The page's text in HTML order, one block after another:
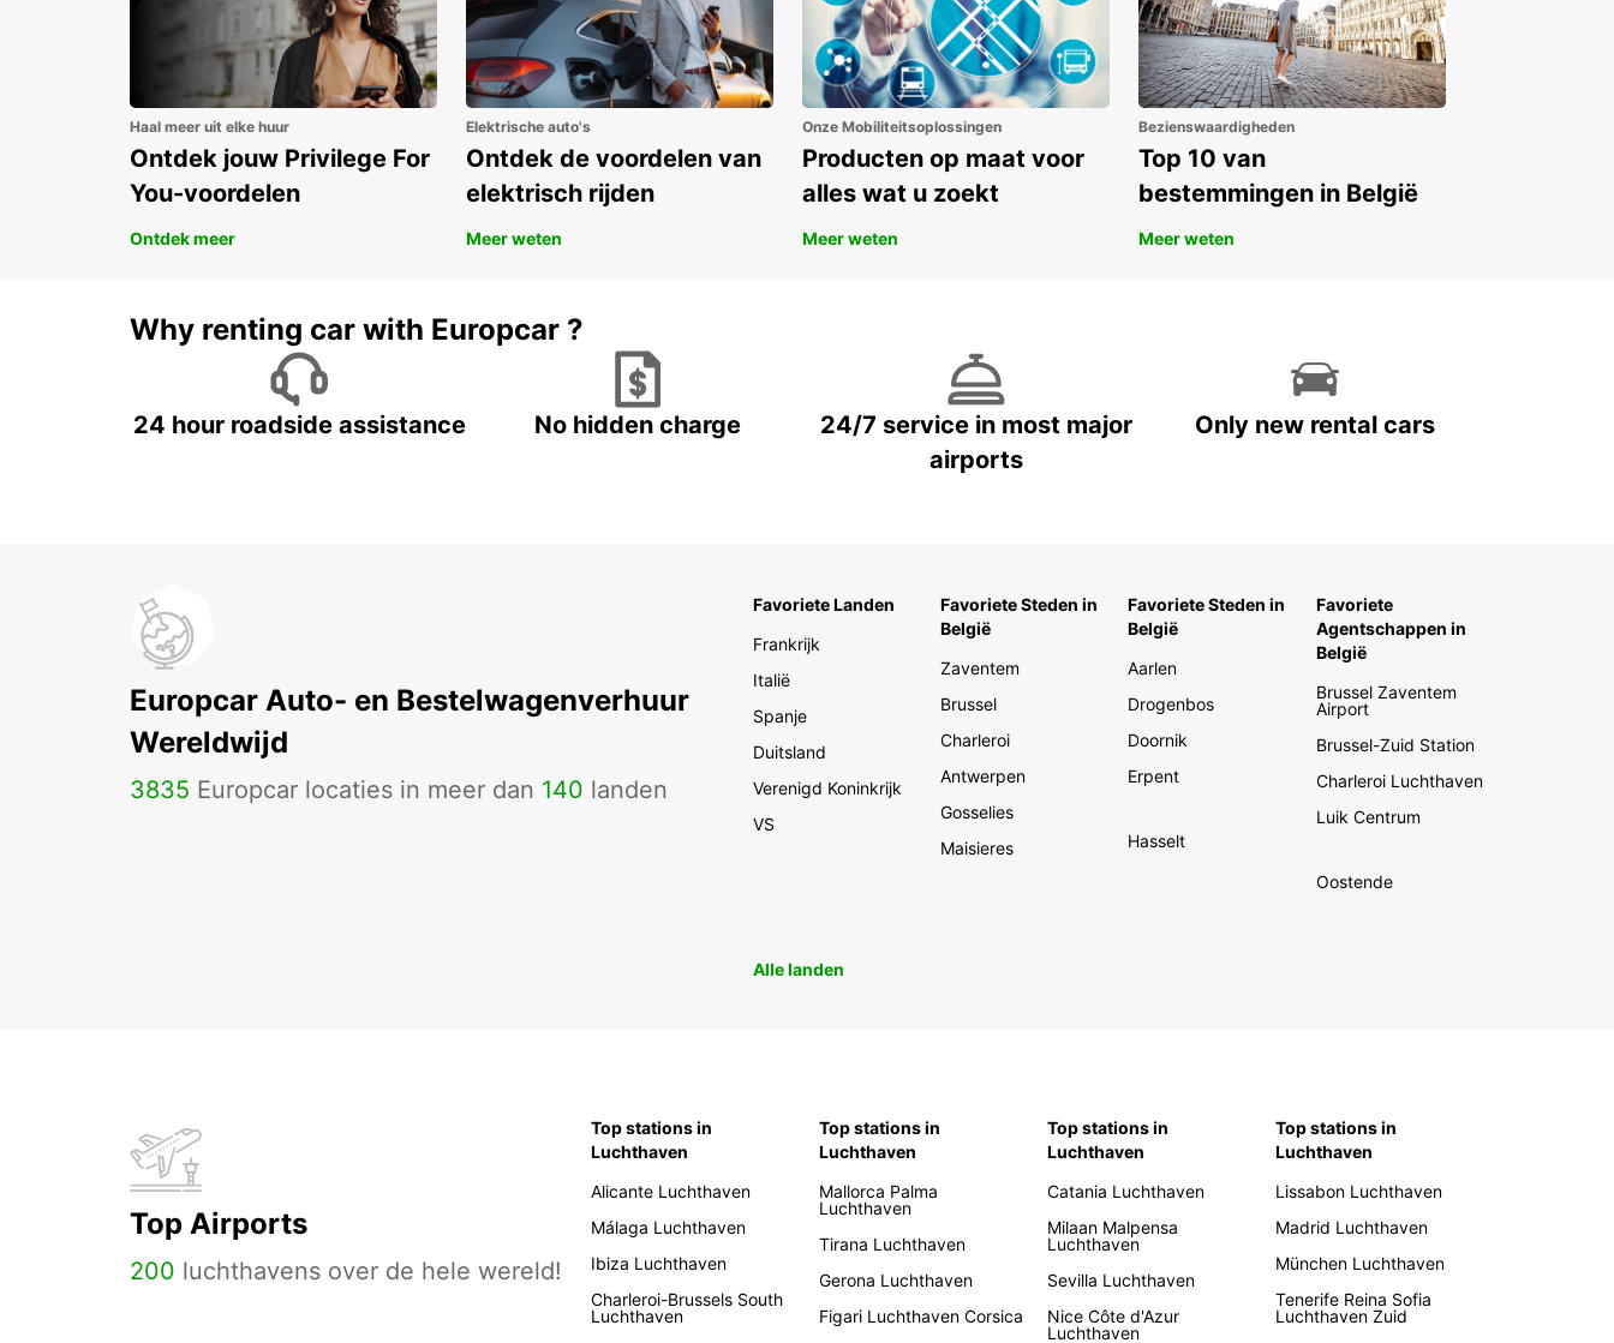
Haal meer uit elke huur
Ontdek jouw Privilege For
You-voordelen
Ontdek meer
Elektrische auto's
Ontdek de voordelen van
elektrisch rijden
Meer weten
Onze Mobiliteitsoplossingen
Producten op maat voor
alles wat u zoekt
Meer weten
Bezienswaardigheden
Top 10 van
bestemmingen in België
Meer weten
Why renting car with Europcar ?
24 hour roadside assistance No hidden charge
24/7 service in most major
airports
Only new rental cars
Europcar Auto- en Bestelwagenverhuur
Wereldwijd
3835 Europcar locaties in meer dan 140 landen
Favoriete Landen
Frankrijk
Italië
Spanje
Duitsland
Verenigd Koninkrijk
VS
Favoriete Steden in
België
Zaventem
Brussel
Charleroi
Antwerpen
Gosselies
Maisieres
Favoriete Steden in
België
Aarlen
Drogenbos
Doornik
Erpent
Hasselt
Favoriete
Agentschappen in
België
Brussel Zaventem
Airport
Brussel-Zuid Station
Charleroi Luchthaven
Luik Centrum
Oostende
Alle landen
Top Airports
200 luchthavens over de hele wereld!
Top stations in
Luchthaven
Alicante Luchthaven
Málaga Luchthaven
Ibiza Luchthaven
Charleroi-Brussels South
Luchthaven
Top stations in
Luchthaven
Mallorca Palma
Luchthaven
Tirana Luchthaven
Gerona Luchthaven
Figari Luchthaven Corsica
Top stations in
Luchthaven
Catania Luchthaven
Milaan Malpensa
Luchthaven
Sevilla Luchthaven
Nice Côte d'Azur
Luchthaven
Top stations in
Luchthaven
Lissabon Luchthaven
Madrid Luchthaven
München Luchthaven
Tenerife Reina Sofia
Luchthaven Zuid